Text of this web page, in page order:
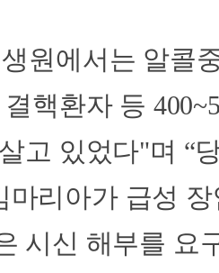
원에서는 알콜
핵환자 등
고 있었다"며 “
마리아가 급성
시신 해부를 요